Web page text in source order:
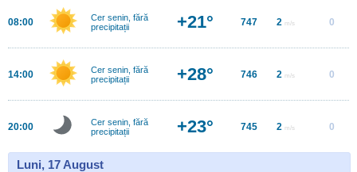
08:00
Cer senin, fără
precipitații
+21° 747 2 m/s 0
14:00
Cer senin, fără
precipitații
+28° 746 2 m/s 0
20:00
Cer senin, fără
precipitații
+23° 745 2 m/s 0
Luni, 17 August